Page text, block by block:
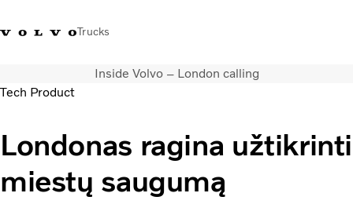
Trucks
Volvo Trucks parduotuvėPrisijungtiLietuva
Transporto sprendimai
Sunkvežimiai
Paslaugos
Volvo Truck Builder
Inside Volvo – London calling
Tech Product
Londonas ragina užtikrinti
miestų saugumą